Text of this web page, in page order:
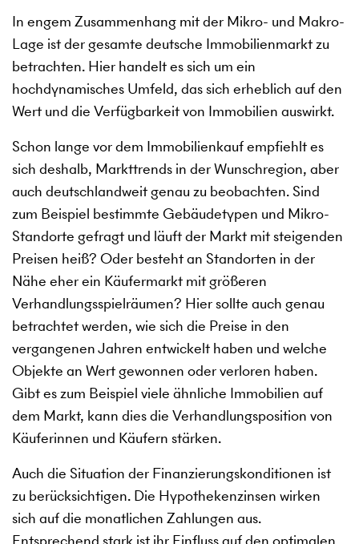
In engem Zusammenhang mit der Mikro- und Makro-
Lage ist der gesamte deutsche Immobilienmarkt zu
betrachten. Hier handelt es sich um ein
hochdynamisches Umfeld, das sich erheblich auf den
Wert und die Verfügbarkeit von Immobilien auswirkt.
Schon lange vor dem Immobilienkauf empfiehlt es
sich deshalb, Markttrends in der Wunschregion, aber
auch deutschlandweit genau zu beobachten. Sind
zum Beispiel bestimmte Gebäudetypen und Mikro-
Standorte gefragt und läuft der Markt mit steigenden
Preisen heiß? Oder besteht an Standorten in der
Nähe eher ein Käufermarkt mit größeren
Verhandlungsspielräumen? Hier sollte auch genau
betrachtet werden, wie sich die Preise in den
vergangenen Jahren entwickelt haben und welche
Objekte an Wert gewonnen oder verloren haben.
Gibt es zum Beispiel viele ähnliche Immobilien auf
dem Markt, kann dies die Verhandlungsposition von
Käuferinnen und Käufern stärken.
Auch die Situation der Finanzierungskonditionen ist
zu berücksichtigen. Die Hypothekenzinsen wirken
sich auf die monatlichen Zahlungen aus.